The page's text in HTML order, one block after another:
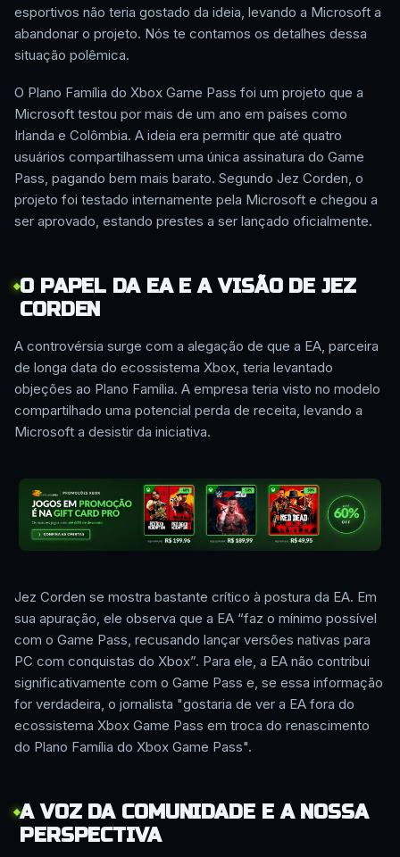
esportivos não teria gostado da ideia, levando a Microsoft a
abandonar o projeto. Nós te contamos os detalhes dessa
situação polêmica.
O Plano Família do Xbox Game Pass foi um projeto que a
Microsoft testou por mais de um ano em países como
Irlanda e Colômbia. A ideia era permitir que até quatro
usuários compartilhassem uma única assinatura do Game
Pass, pagando bem mais barato. Segundo Jez Corden, o
projeto foi testado internamente pela Microsoft e chegou a
ser aprovado, estando prestes a ser lançado oficialmente.
O PAPEL DA EA E A VISÃO DE JEZ
CORDEN
A controvérsia surge com a alegação de que a EA, parceira
de longa data do ecossistema Xbox, teria levantado
objeções ao Plano Família. A empresa teria visto no modelo
compartilhado uma potencial perda de receita, levando a
Microsoft a desistir da iniciativa.
Jez Corden se mostra bastante crítico à postura da EA. Em
sua apuração, ele observa que a EA “faz o mínimo possível
com o Game Pass, recusando lançar versões nativas para
PC com conquistas do Xbox”. Para ele, a EA não contribui
significativamente com o Game Pass e, se essa informação
for verdadeira, o jornalista
gostaria de ver a EA fora do
ecossistema Xbox Game Pass em troca do renascimento
do Plano Família do Xbox Game Pass .
A VOZ DA COMUNIDADE E A NOSSA
PERSPECTIVA